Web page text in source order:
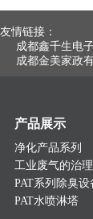
友情链接：
成都鑫千生电
成都金美家政
产品展示
净化产品系列
工业废气的治理
PAT系列除臭设
PAT水喷淋塔